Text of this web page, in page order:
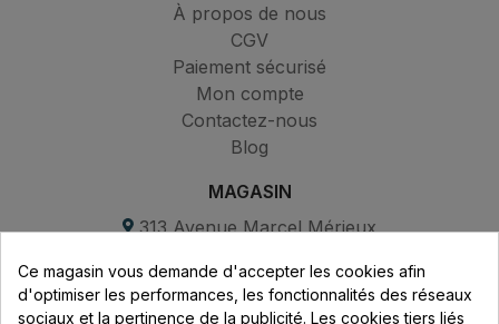
À propos de nous
CGV
Paiement sécurisé
Mon compte
Contactez-nous
Blog
MAGASIN
313 Avenue Marcel Mérieux
69530 Brignais
Ce magasin vous demande d'accepter les cookies afin
d'optimiser les performances, les fonctionnalités des réseaux
sociaux et la pertinence de la publicité. Les cookies tiers liés